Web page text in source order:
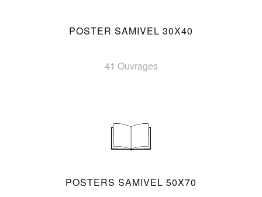
POSTER SAMIVEL 30X40
41 Ouvrages
POSTERS SAMIVEL 50X70